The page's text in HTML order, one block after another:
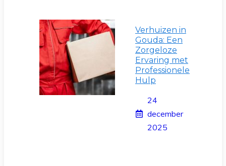
Verhuizen in
Gouda: Een
Zorgeloze
Ervaring met
Professionele
Hulp
24
december
2025